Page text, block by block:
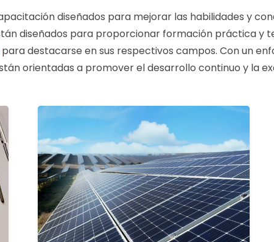
diseñados para mejorar las habilidades y
diseñados para proporcionar formación práctica y
para destacarse en sus respectivos campos. Con un
orientadas a promover el desarrollo continuo y la